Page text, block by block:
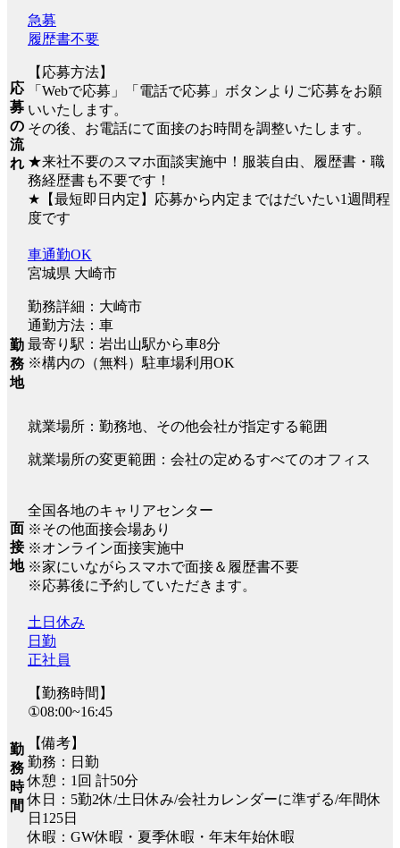
応
募
の
流
れ
急募
履歴書不要
【応募方法】
「Webで応募」「電話で応募」ボタンよりご応募をお願
いいたします。
その後、お電話にて面接のお時間を調整いたします。
★来社不要のスマホ面談実施中！服装自由、履歴書・職
務経歴書も不要です！
★【最短即日内定】応募から内定まではだいたい1週間程
度です
勤
務
地
車通勤OK
宮城県 大崎市
勤務詳細：大崎市
通勤方法：車
最寄り駅：岩出山駅から車8分
※構内の（無料）駐車場利用OK
就業場所：勤務地、その他会社が指定する範囲
就業場所の変更範囲：会社の定めるすべてのオフィス
面
接
地
全国各地のキャリアセンター
※その他面接会場あり
※オンライン面接実施中
※家にいながらスマホで面接＆履歴書不要
※応募後に予約していただきます。
勤
務
時
間
土日休み
日勤
正社員
【勤務時間】
①08:00~16:45
【備考】
勤務：日勤
休憩：1回 計50分
休日：5勤2休/土日休み/会社カレンダーに準ずる/年間休
日125日
休暇：GW休暇・夏季休暇・年末年始休暇